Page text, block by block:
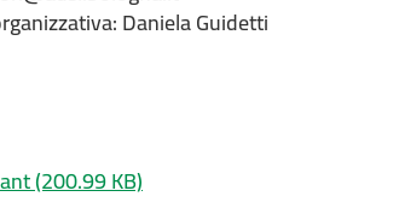
Daniela Guidetti
(200.99 KB)